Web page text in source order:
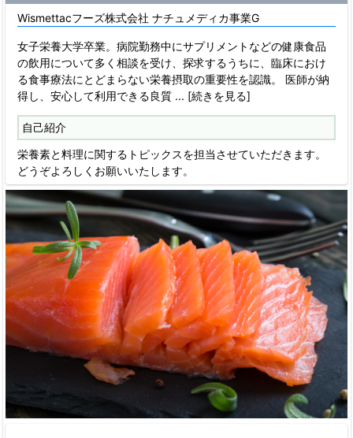
Wismettacフーズ株式会社 ナチュメディカ事業G
女子栄養大学卒業。病院勤務中にサプリメントなどの健康食品
の飲用について多く相談を受け、探求するうちに、臨床におけ
る食事療法にとどまらない栄養摂取の重要性を認識。 医師が納
得し、安心して利用できる良質 ... [続きを見る]
自己紹介
栄養素と料理に関するトピックスを担当させていただきます。
どうぞよろしくお願いいたします。